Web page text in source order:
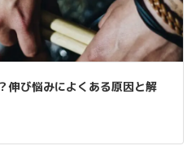
伸び悩みによくある原因と解